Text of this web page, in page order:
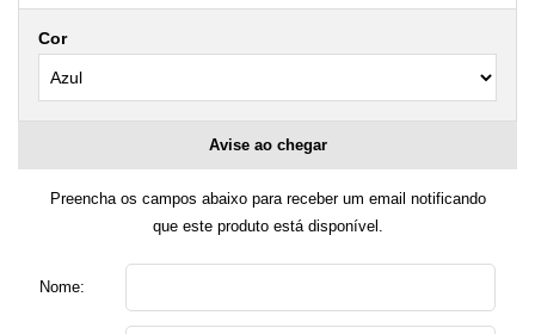
Cor
Avise ao chegar
Preencha os campos abaixo para receber um email notificando
que este produto está disponível.
Nome: